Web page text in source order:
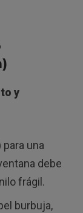
y
para una
debe
frágil.
burbuja,